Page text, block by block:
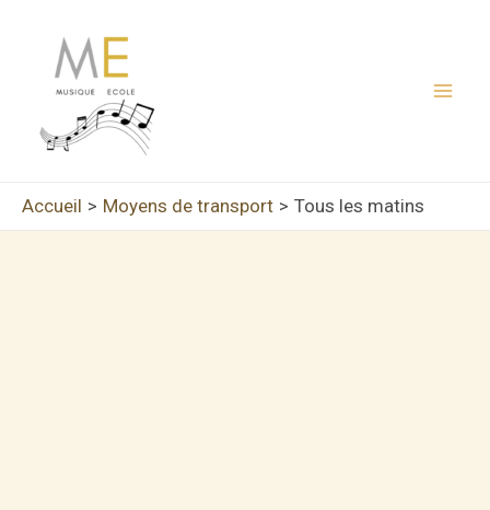
contenu
Accueil Moyens de transport Tous les matins